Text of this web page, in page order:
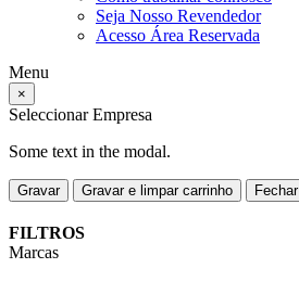
Seja Nosso Revendedor
Acesso Área Reservada
Menu
×
Seleccionar Empresa
Some text in the modal.
Gravar Gravar e limpar carrinho Fechar
FILTROS
Marcas